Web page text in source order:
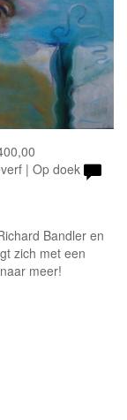
| Op doek
Bandler en
zich met een
meer!